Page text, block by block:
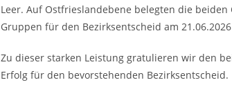
Leer. Auf Ostfrieslandebene belegten die
Gruppen für den Bezirksentscheid am
Zu dieser starken Leistung gratulieren wir den
Erfolg für den bevorstehenden Bezirksentscheid.